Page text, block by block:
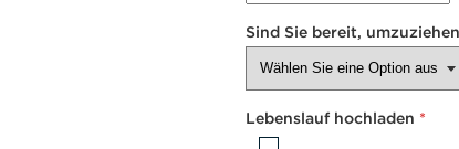
Sind Sie bereit,
Lebenslauf hochladen *